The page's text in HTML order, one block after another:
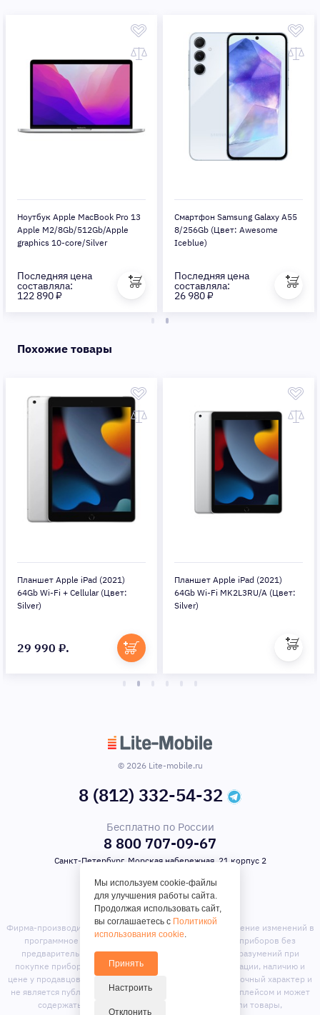
Ноутбук Apple MacBook Pro 13
Apple M2/8Gb/512Gb/Apple
graphics 10-core/Silver
Последняя цена
составляла:
122 890 ₽
Смартфон Samsung Galaxy A55
8/256Gb (Цвет: Awesome
Iceblue)
Последняя цена
составляла:
26 980 ₽
Похожие товары
Планшет Apple iPad (2021)
64Gb Wi-Fi + Cellular (Цвет:
Silver)
29 990 ₽.
Планшет Apple iPad (2021)
64Gb Wi-Fi MK2L3RU/A (Цвет:
Silver)
© 2026 Lite-mobile.ru
8 (812) 332-54-32
Бесплатно по России
8 800 707-09-67
Санкт-Петербург, Морская набережная, 21 корпус 2
Фирма-производитель оставляет за собой право на внесение изменений в
программное обеспечение, дизайн и комплектацию приборов без
предварительного уведомления. Во избежание недоразумений при
покупке приборов уточняйте информацию о комплектации, наличию и
цене у продавцов. Вся информация на сайте носит справочный характер и
не является публичной офертой. Сайт является маркет-плейсом и может
содержать предложения сторонних продавцов или товары,
Мы используем cookie-файлы
для улучшения работы сайта.
Продолжая использовать сайт,
вы соглашаетесь с Политикой
использования cookie.
Принять
Настроить
Отклонить